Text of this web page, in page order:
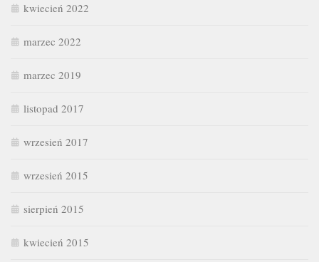
kwiecień 2022
marzec 2022
marzec 2019
listopad 2017
wrzesień 2017
wrzesień 2015
sierpień 2015
kwiecień 2015